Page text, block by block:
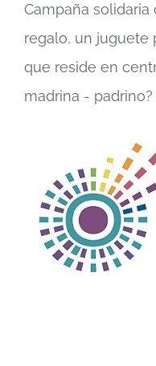
Campaña solidaria
regalo, un juguete
que reside en
madrina - padrino?